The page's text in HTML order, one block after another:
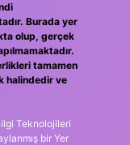
Burada yer
olup, gerçek
tamamen
halindedir ve
Teknolojileri
bir Yer